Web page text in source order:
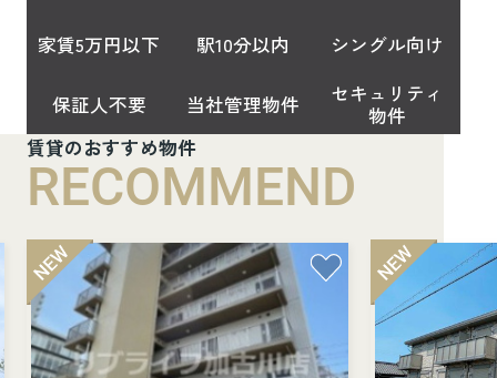
家賃5万円以下 駅10分以内 シングル向け
保証人不要 当社管理物件
セキュリティ
物件
賃貸のおすすめ物件
RECOMMEND